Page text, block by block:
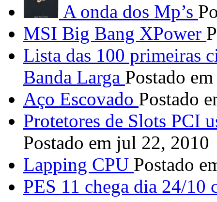
A onda dos Mp’s
MSI Big Bang XPower
Lista das 100 primeiras
Banda Larga Postado
Aço Escovado Postado
Protetores de Slots PCI
Postado em jul 22, 2010
Lapping CPU Postado
PES 11 chega dia 24/10